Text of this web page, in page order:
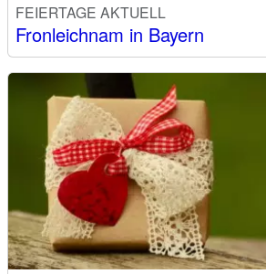
FEIERTAGE AKTUELL
Fronleichnam in Bayern